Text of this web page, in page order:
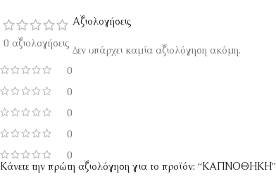
0 αξιολογήσεις
0
0
0
0
0
Αξιολογήσεις
Δεν υπάρχει καμία αξιολόγηση ακόμη.
Κάνετε την πρώτη αξιολόγηση για το προϊόν: “ΚΑΠΝΟΘΗΚΗ”